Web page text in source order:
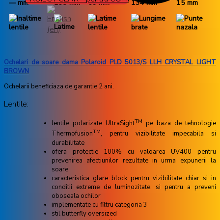
— mm
133 mm
59 mm
134 mm
15 mm
Ochelari de soare dama Polaroid PLD 5013/S LLH CRYSTAL LIGHT
BROWN
Ochelarii beneficiaza de garantie 2 ani.
Lentile:
lentile polarizate UltraSightTM pe baza de tehnologie
ThermofusionTM, pentru vizibilitate impecabila si
durabilitate
ofera protectie 100% cu valoarea UV400 pentru
prevenirea afectiunilor rezultate in urma expunerii la
soare
caracteristica glare block pentru vizibilitate chiar si in
conditii extreme de luminozitate, si pentru a preveni
oboseala ochilor
implementate cu filtru categoria 3
stil butterfly oversized